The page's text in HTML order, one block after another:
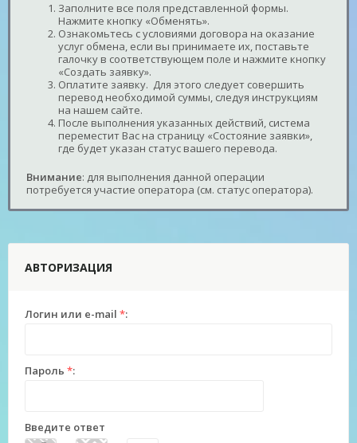
Заполните все поля представленной формы.
Нажмите кнопку «Обменять».
Ознакомьтесь с условиями договора на оказание
услуг обмена, если вы принимаете их, поставьте
галочку в соответствующем поле и нажмите кнопку
«Создать заявку».
Оплатите заявку. Для этого следует совершить
перевод необходимой суммы, следуя инструкциям
на нашем сайте.
После выполнения указанных действий, система
переместит Вас на страницу «Состояние заявки»,
где будет указан статус вашего перевода.
Внимание: для выполнения данной операции
потребуется участие оператора (см. статус оператора).
АВТОРИЗАЦИЯ
Логин или e-mail *:
Пароль *:
Введите ответ